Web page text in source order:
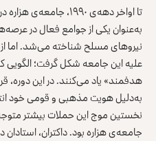
تا اواخر دهه‌ی ۱۹۹۰،
به‌عنوان یکی از جوامع فعال در
علیه این جامعه شکل گرفت؛ الگویی
هدفمند» یاد می‌کنند. در این دوره،
به‌دلیل هویت مذهبی و قومی خود
نخستین موج این حملات بیشتر
جامعه‌ی هزاره بود. داکتران،